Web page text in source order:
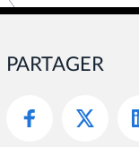
PARTAGER